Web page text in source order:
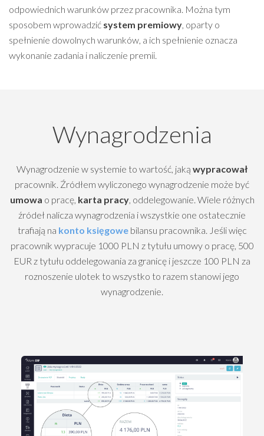
odpowiednich warunków przez pracownika. Można tym
sposobem wprowadzić system premiowy , oparty o
spełnienie dowolnych warunków, a ich spełnienie oznacza
wykonanie zadania i naliczenie premii.
Wynagrodzenia
Wynagrodzenie w systemie to wartość, jaką wypracował
pracownik. Źródłem wyliczonego wynagrodzenie może być
umowa o pracę, karta pracy, oddelegowanie. Wiele różnych
źródeł nalicza wynagrodzenia i wszystkie one ostatecznie
trafiają na konto księgowebilansu pracownika. Jeśli więc
pracownik wypracuje 1000 PLN z tytułu umowy o pracę, 500
EUR z tytułu oddelegowania za granicę i jeszcze 100 PLN za
roznoszenie ulotek to wszystko to razem stanowi jego
wynagrodzenie.